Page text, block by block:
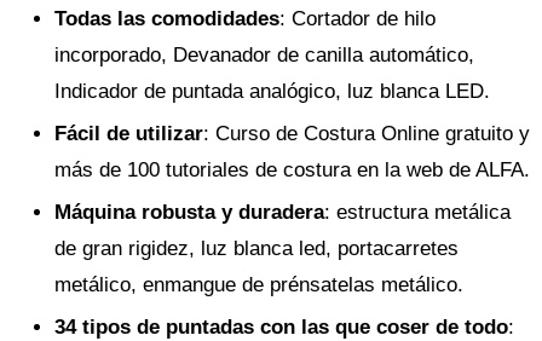
Todas las comodidades: Cortador de hilo
incorporado, Devanador de canilla automático,
Indicador de puntada analógico, luz blanca LED.
Fácil de utilizar: Curso de Costura Online gratuito y
más de 100 tutoriales de costura en la web de ALFA.
Máquina robusta y duradera: estructura metálica
de gran rigidez, luz blanca led, portacarretes
metálico, enmangue de prénsatelas metálico.
34 tipos de puntadas con las que coser de todo: